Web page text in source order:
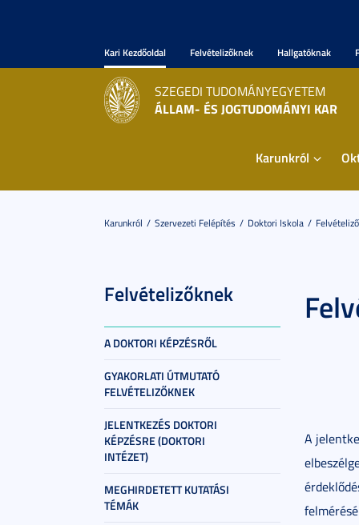
Kari Kezdőoldal Felvételizőknek Hallgatóknak
SZEGEDI TUDOMÁNYEGYETEM
ÁLLAM- ÉS JOGTUDOMÁNYI KAR
Karunkról
Karunkról Szervezeti Felépítés Doktori Iskola
Felvételizőknek
A DOKTORI KÉPZÉSRŐL
GYAKORLATI ÚTMUTATÓ
FELVÉTELIZŐKNEK
JELENTKEZÉS DOKTORI
KÉPZÉSRE (DOKTORI
INTÉZET)
MEGHIRDETETT KUTATÁSI
TÉMÁK
A